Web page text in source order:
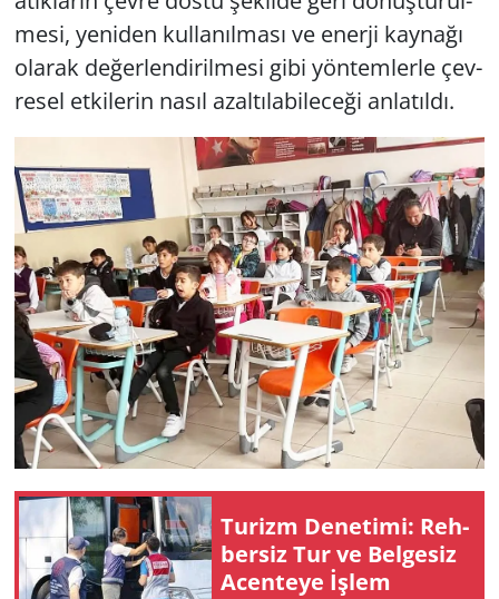
me­si, ye­ni­den kul­la­nıl­ma­sı ve ener­ji kay­na­ğı
ola­rak de­ğer­len­di­ril­me­si gibi yön­tem­ler­le çev­
re­sel et­ki­le­rin nasıl azal­tı­la­bi­le­ce­ği an­la­tıl­dı.
Tu­rizm De­ne­ti­mi: Reh­
ber­siz Tur ve Bel­ge­siz
Acen­te­ye İşlem
Yerel